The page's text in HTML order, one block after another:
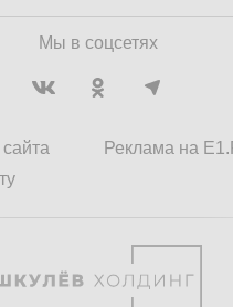
Мы в соцсетях
Реклама на